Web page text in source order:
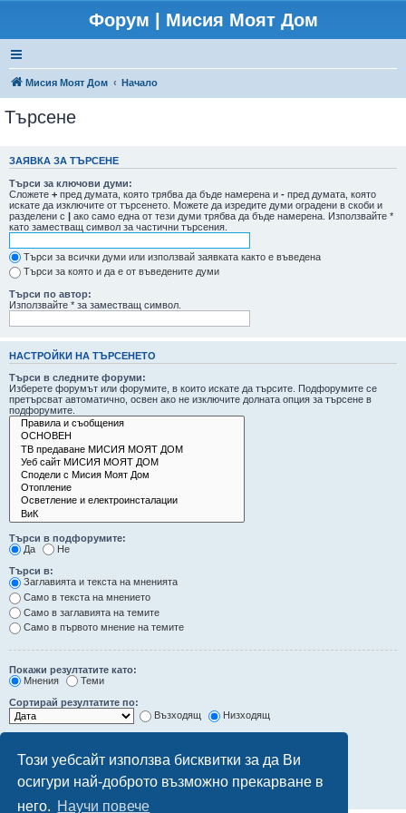
Този уебсайт използва бисквитки за да Ви
осигури най-доброто възможно прекарване в
него. Научи повече
Форум | Мисия Моят Дом
Мисия Моят Дом Начало
Търсене
ЗАЯВКА ЗА ТЪРСЕНЕ
Търси за ключови думи:
Сложете + пред думата, която трябва да бъде намерена и - пред думата, която
искате да изключите от търсенето. Можете да изредите думи оградени в скоби и
разделени с | ако само една от тези думи трябва да бъде намерена. Използвайте *
като заместващ символ за частични търсения.
Търси за всички думи или използвай заявката както е въведена
Търси за която и да е от въведените думи
Търси по автор:
Използвайте * за заместващ символ.
НАСТРОЙКИ НА ТЪРСЕНЕТО
Търси в следните форуми:
Изберете форумът или форумите, в които искате да търсите. Подфорумите се
претърсват автоматично, освен ако не изключите долната опция за търсене в
подфорумите.
Търси в подфорумите:
Да
Не
Търси в:
Заглавията и текста на мненията
Само в текста на мнението
Само в заглавията на темите
Само в първото мнение на темите
Покажи резултатите като:
Мнения
Теми
Сортирай резултатите по:
Възходящ
Низходящ
Покажи първите:
символа от мненията